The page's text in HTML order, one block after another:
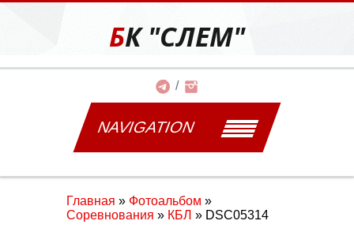
БК "СЛЕМ"
NAVIGATION
Главная » Фотоальбом »
Соревнования » КБЛ » DSC05314